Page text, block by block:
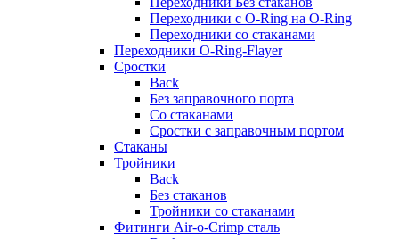
Переходники с O-Ring на O-Ring
Переходники со стаканами
Переходники O-Ring-Flayer
Сростки
Back
Без заправочного порта
Со стаканами
Сростки с заправочным портом
Стаканы
Тройники
Back
Без стаканов
Тройники со стаканами
Фитинги Air-o-Crimp сталь